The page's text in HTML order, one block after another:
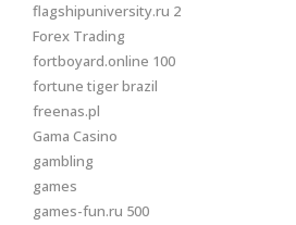
flagshipuniversity.ru 2
Forex Trading
fortboyard.online 100
fortune tiger brazil
freenas.pl
Gama Casino
gambling
games
games-fun.ru 500